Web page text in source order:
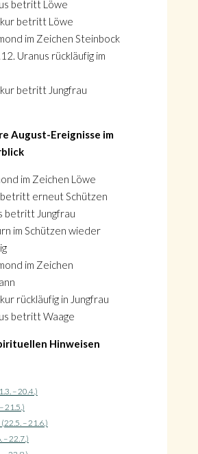
betritt Löwe
betritt Löwe
im Zeichen Steinbock
Uranus rückläufig im
betritt Jungfrau
August-Ereignisse im
im Zeichen Löwe
erneut Schützen
betritt Jungfrau
im Schützen wieder
im Zeichen
rückläufig in Jungfrau
betritt Waage
Hinweisen
– 20.4.)
21.5.)
– 21.6.)
– 22.7.)